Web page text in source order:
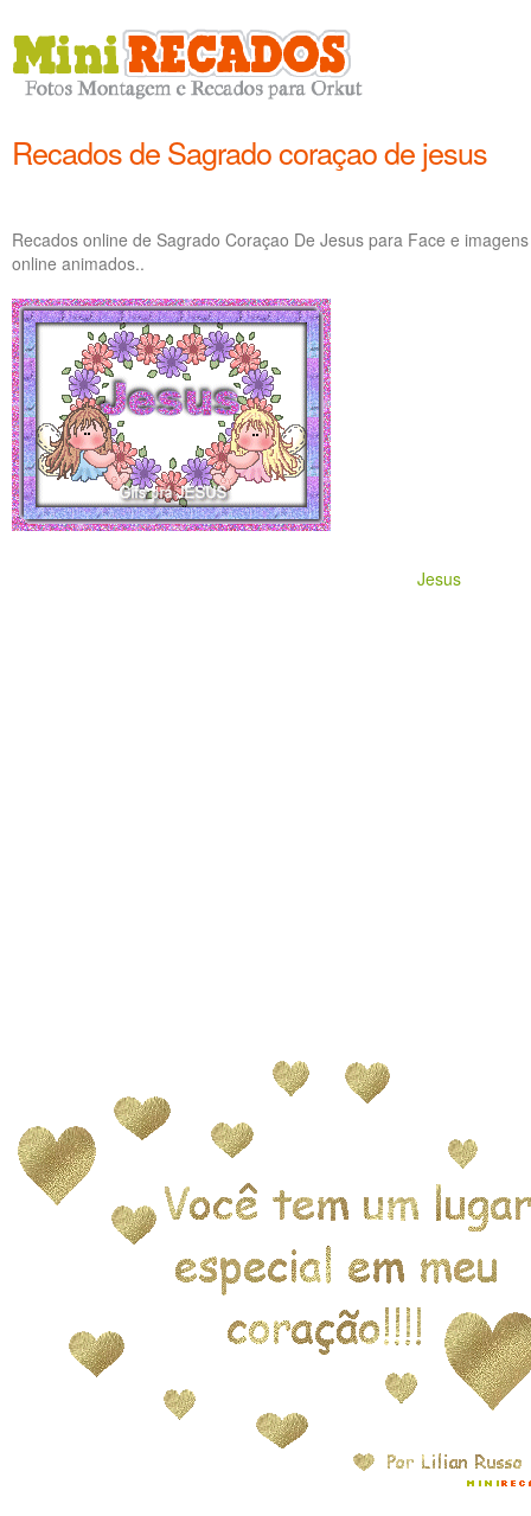
Recados de Sagrado coraçao de jesus
Recados online de Sagrado Coraçao De Jesus para Face e
online animados..
Jesus